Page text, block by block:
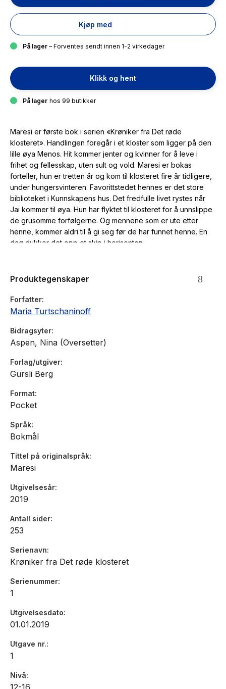
Kjøp med
På lager – Forventes sendt innen 1-2 virkedager
Klikk og hent
På lager hos 99 butikker
Maresi er første bok i serien «Krøniker fra Det røde
klosteret». Handlingen foregår i et kloster som ligger på den
lille øya Menos. Hit kommer jenter og kvinner for å leve i
frihet og fellesskap, uten sult og vold. Maresi er bokas
forteller, hun er tretten år og kom til klosteret fire år tidligere,
under hungersvinteren. Favorittstedet hennes er det store
biblioteket i Kunnskapens hus. Det fredfulle livet rystes når
Jai kommer til øya. Hun har flyktet til klosteret for å unnslippe
de grusomme forfølgerne. Og mennene som er ute etter
henne, kommer aldri til å gi seg før de har funnet henne. En
dag dukker det opp et skip i horisonten ...
Produktegenskaper
Forfatter
Maria Turtschaninoff
Bidragsyter
Aspen, Nina (Oversetter)
Forlag/utgiver
Gursli Berg
Format
Pocket
Språk
Bokmål
Tittel på originalspråk
Maresi
Utgivelsesår
2019
Antall sider
253
Serienavn
Krøniker fra Det røde klosteret
Serienummer
1
Utgivelsesdato
01.01.2019
Utgave nr.
1
Nivå